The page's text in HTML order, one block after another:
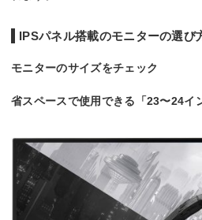
IPSパネル搭載のモニターの選び
モニターのサイズをチェック
省スペースで使用できる「23〜24イ